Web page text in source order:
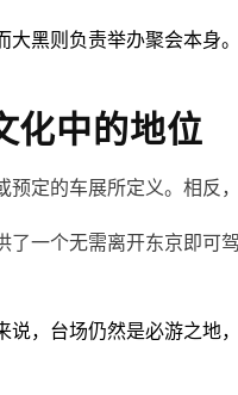
黑则负责举办聚会本身。
化中的地位
预定的车展所定义。相反
了一个无需离开东京即可
说，台场仍然是必游之地